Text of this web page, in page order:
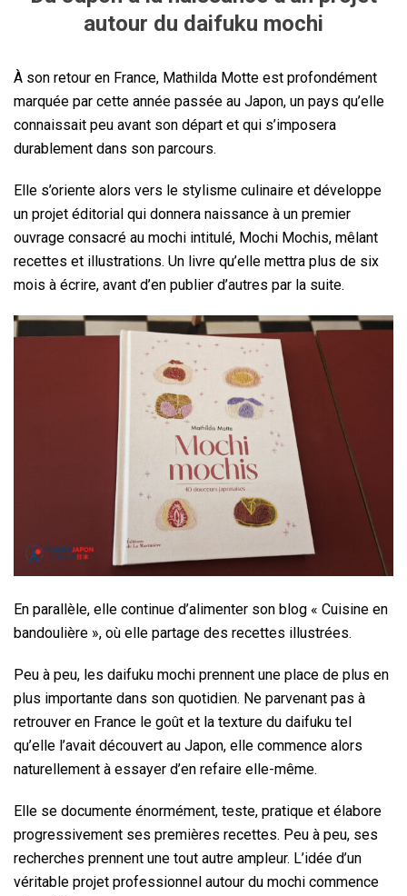
autour du daifuku mochi
À son retour en France, Mathilda Motte est profondément
marquée par cette année passée au Japon, un pays qu’elle
connaissait peu avant son départ et qui s’imposera
durablement dans son parcours.
Elle s’oriente alors vers le stylisme culinaire et développe
un projet éditorial qui donnera naissance à un premier
ouvrage consacré au mochi intitulé, Mochi Mochis, mêlant
recettes et illustrations. Un livre qu’elle mettra plus de six
mois à écrire, avant d’en publier d’autres par la suite.
En parallèle, elle continue d’alimenter son blog « Cuisine en
bandoulière », où elle partage des recettes illustrées.
Peu à peu, les daifuku mochi prennent une place de plus en
plus importante dans son quotidien. Ne parvenant pas à
retrouver en France le goût et la texture du daifuku tel
qu’elle l’avait découvert au Japon, elle commence alors
naturellement à essayer d’en refaire elle-même.
Elle se documente énormément, teste, pratique et élabore
progressivement ses premières recettes. Peu à peu, ses
recherches prennent une tout autre ampleur. L’idée d’un
véritable projet professionnel autour du mochi commence